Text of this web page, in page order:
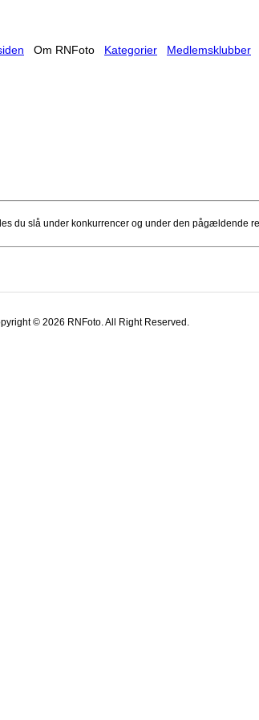
Om RNFoto Kategorier Medlemsklubber
du slå under konkurrencer og under den pågældende
© 2026 RNFoto. All Right Reserved.